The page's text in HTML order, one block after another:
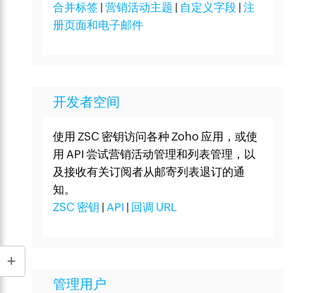
合并标签| 营销活动主题 | 自定义字段| 注
册页面和电子邮件
开发者空间
使用 ZSC 密钥访问各种 Zoho 应用，或使
用 API 尝试营销活动管理和列表管理，以
及接收有关订阅者从邮寄列表退订的通
知。
ZSC 密钥 | API | 回调 URL
管理用户